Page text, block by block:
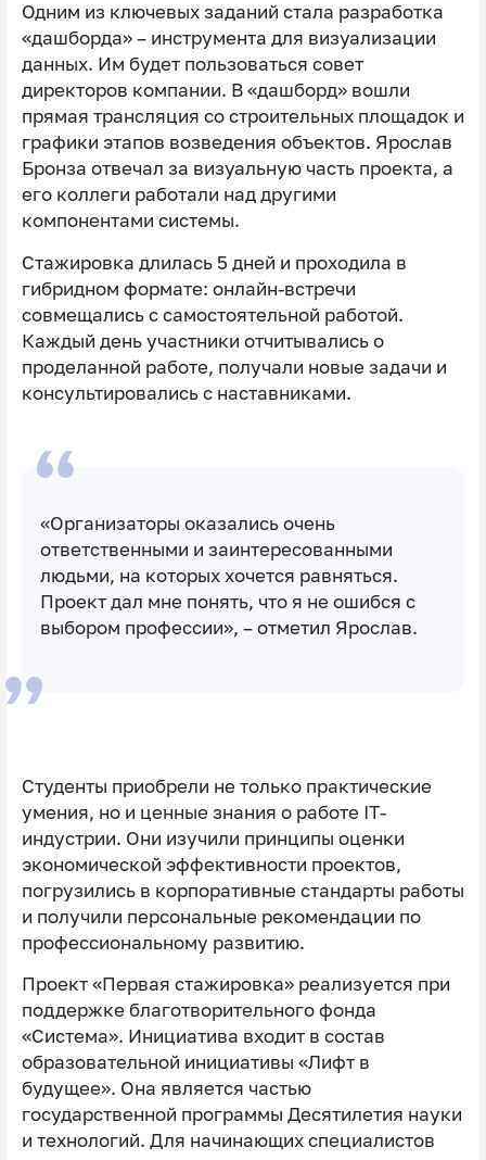
Одним из ключевых заданий стала разработка
«дашборда» – инструмента для визуализации
данных. Им будет пользоваться совет
директоров компании. В «дашборд» вошли
прямая трансляция со строительных площадок и
графики этапов возведения объектов. Ярослав
Бронза отвечал за визуальную часть проекта, а
его коллеги работали над другими
компонентами системы.
Стажировка длилась 5 дней и проходила в
гибридном формате: онлайн-встречи
совмещались с самостоятельной работой.
Каждый день участники отчитывались о
проделанной работе, получали новые задачи и
консультировались с наставниками.
«Организаторы оказались очень
ответственными и заинтересованными
людьми, на которых хочется равняться.
Проект дал мне понять, что я не ошибся с
выбором профессии», – отметил Ярослав.
Студенты приобрели не только практические
умения, но и ценные знания о работе IT-
индустрии. Они изучили принципы оценки
экономической эффективности проектов,
погрузились в корпоративные стандарты работы
и получили персональные рекомендации по
профессиональному развитию.
Проект «Первая стажировка» реализуется при
поддержке благотворительного фонда
«Система». Инициатива входит в состав
образовательной инициативы «Лифт в
будущее». Она является частью
государственной программы Десятилетия науки
и технологий. Для начинающих специалистов